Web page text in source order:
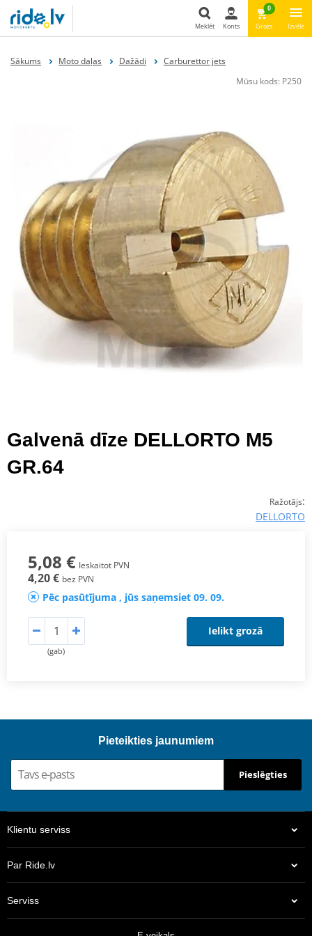
Meklēt Konts
0
Grozs Izvēle
Sākums Moto daļas Dažādi
Carburettor jets
Mūsu kods: P250
Galvenā dīze DELLORTO M5
GR.64
Ražotājs:
DELLORTO
5,08 € Ieskaitot PVN
4,20 € bez PVN
Pēc pasūtījuma , jūs saņemsiet 09. 09.
(gab)
Ielikt grozā
Pieteikties jaunumiem
Pieslēgties
Klientu serviss
Par Ride.lv
Serviss